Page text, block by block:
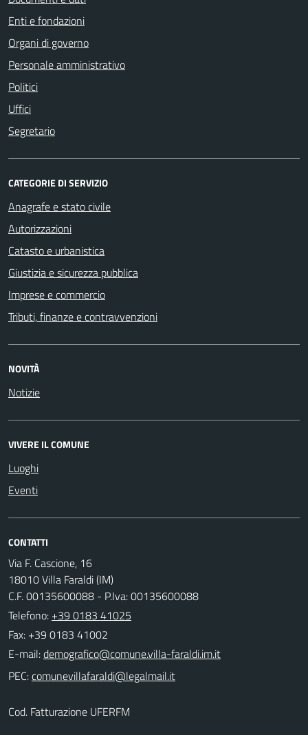
Enti e fondazioni
Organi di governo
Personale amministrativo
Politici
Uffici
Segretario
CATEGORIE DI SERVIZIO
Anagrafe e stato civile
Autorizzazioni
Catasto e urbanistica
Giustizia e sicurezza pubblica
Imprese e commercio
Tributi, finanze e contravvenzioni
NOVITÀ
Notizie
VIVERE IL COMUNE
Luoghi
Eventi
CONTATTI
Via F. Cascione, 16
18010 Villa Faraldi (IM)
C.F. 00135600088 - P.Iva: 00135600088
Telefono: +39 0183 41025
Fax: +39 0183 41002
E-mail:
PEC:
Cod. Fatturazione UFERFM